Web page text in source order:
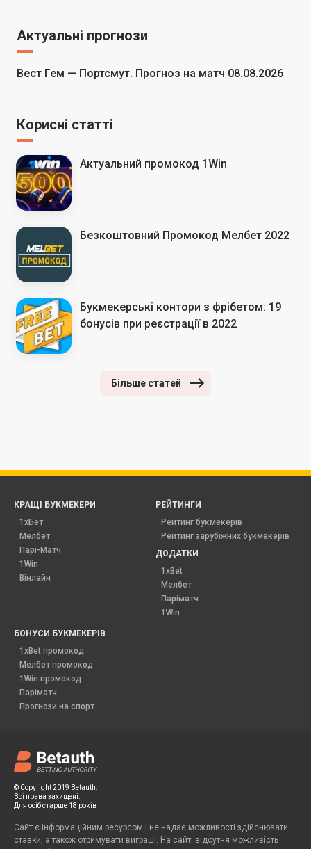
Актуальні прогнози
Вест Гем — Портсмут. Прогноз на матч 08.08.2026
Корисні статті
Актуальний промокод 1Win
Безкоштовний Промокод Мелбет 2022
Букмекерські контори з фрібетом: 19
бонусів при реєстрації в 2022
Більше статей
© Copyright 2019 Betauth.
Всі права захищені.
Для осіб старше 18 років
Сайт є інформаційним ресурсом і не надає можливості здійснювати
ставки, а також отримувати виграші. На сайті відсутня можливість
КРАЩІ БУКМЕКЕРИ
1хБет
Мелбет
Парі-Матч
1Win
Вінлайн
РЕЙТИНГИ
Рейтинг букмекерів
Рейтинг зарубіжних букмекерів
ДОДАТКИ
1xBet
Мелбет
Паріматч
1Win
БОНУСИ БУКМЕКЕРІВ
1xBet промокод
Мелбет промокод
1Win промокод
Паріматч
Прогнози на спорт